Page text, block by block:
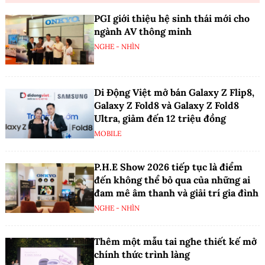
PGI giới thiệu hệ sinh thái mới cho
ngành AV thông minh
NGHE - NHÌN
Di Động Việt mở bán Galaxy Z Flip8,
Galaxy Z Fold8 và Galaxy Z Fold8
Ultra, giảm đến 12 triệu đồng
MOBILE
P.H.E Show 2026 tiếp tục là điểm
đến không thể bỏ qua của những ai
đam mê âm thanh và giải trí gia đình
NGHE - NHÌN
Thêm một mẫu tai nghe thiết kế mở
chính thức trình làng